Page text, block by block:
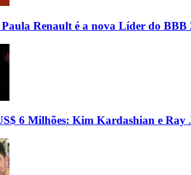
Renault é a nova Líder do BBB
6 Milhões: Kim Kardashian e